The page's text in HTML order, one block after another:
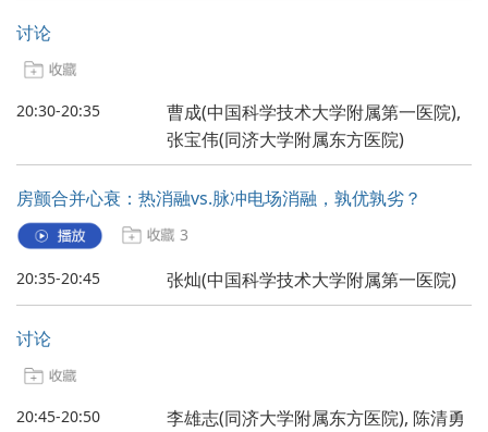
讨论
20:30-20:35
曹成(中国科学技术大学附属第一医院),
张宝伟(同济大学附属东方医院)
房颤合并心衰：热消融vs.脉冲电场消融，孰优孰劣？
3
20:35-20:45 张灿(中国科学技术大学附属第一医院)
讨论
20:45-20:50
李雄志(同济大学附属东方医院), 陈清勇